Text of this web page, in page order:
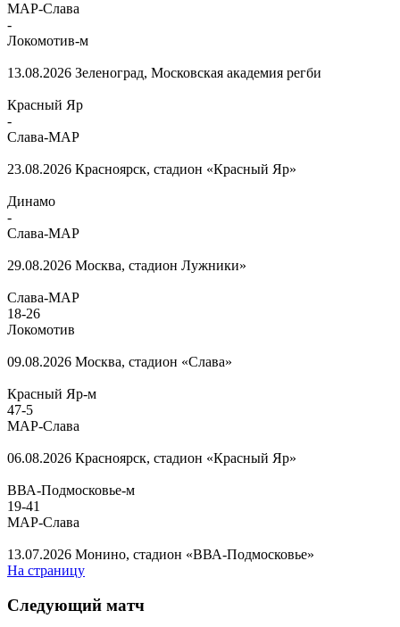
МАР-Слава
-
Локомотив-м
13.08.2026 Зеленоград, Московская академия регби
Красный Яр
-
Слава-МАР
23.08.2026 Красноярск, стадион «Красный Яр»
Динамо
-
Слава-МАР
29.08.2026 Москва, стадион Лужники»
Слава-МАР
18-26
Локомотив
09.08.2026 Москва, стадион «Слава»
Красный Яр-м
47-5
МАР-Слава
06.08.2026 Красноярск, стадион «Красный Яр»
ВВА-Подмосковье-м
19-41
МАР-Слава
13.07.2026 Монино, стадион «ВВА-Подмосковье»
На страницу
Следующий матч